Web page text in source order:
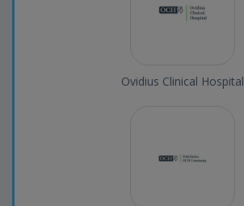
Ovidius Clinical Hospital